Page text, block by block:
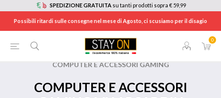
SPEDIZIONE GRATUITA su tanti prodotti sopra € 59,99
Possibili ritardi sulle consegne nel mese di Agosto, ci scusiamo per il disagio
0
BRANDS / MY ARCADE
COMPUTER E ACCESSORI GAMING
COMPUTER E ACCESSORI